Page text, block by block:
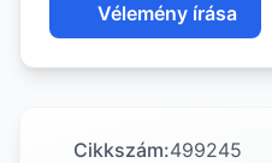
Vélemény írása
Cikkszám:499245